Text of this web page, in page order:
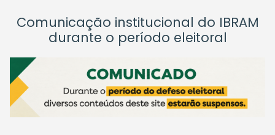
Comunicação institucional do IBRAM
durante o período eleitoral